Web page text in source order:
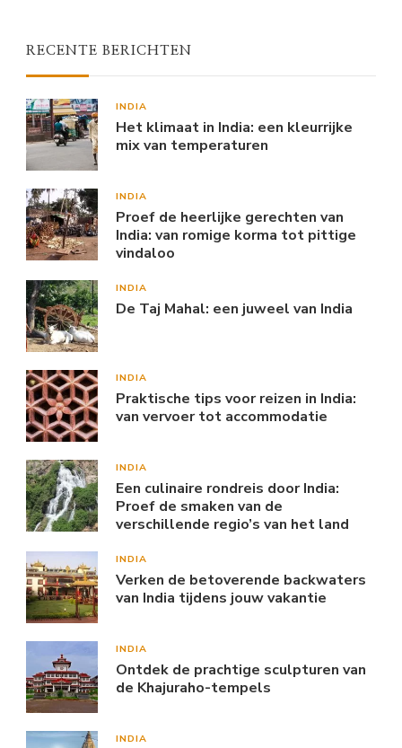
RECENTE BERICHTEN
INDIA
Het klimaat in India: een kleurrijke
mix van temperaturen
INDIA
Proef de heerlijke gerechten van
India: van romige korma tot pittige
vindaloo
INDIA
De Taj Mahal: een juweel van India
INDIA
Praktische tips voor reizen in India:
van vervoer tot accommodatie
INDIA
Een culinaire rondreis door India:
Proef de smaken van de
verschillende regio’s van het land
INDIA
Verken de betoverende backwaters
van India tijdens jouw vakantie
INDIA
Ontdek de prachtige sculpturen van
de Khajuraho-tempels
INDIA